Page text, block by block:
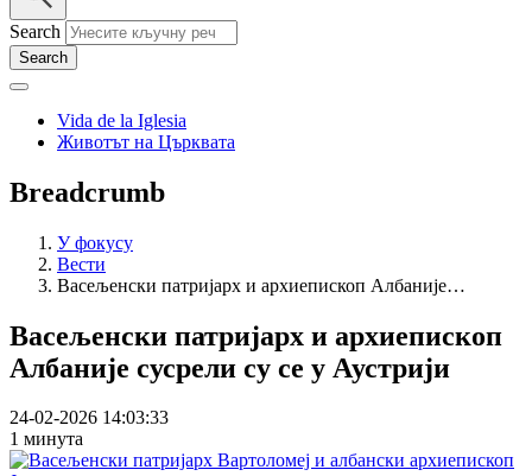
Search
Vida de la Iglesia
Животът на Църквата
Breadcrumb
У фокусу
Вести
Васељенски патријарх и архиепископ Албаније…
Васељенски патријарх и архиепископ
Албаније сусрели су се у Аустрији
24-02-2026 14:03:33
1 минута